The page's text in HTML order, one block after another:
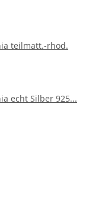
teilmatt.-rhod.